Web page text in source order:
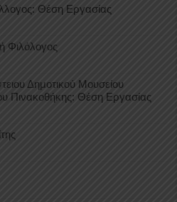
Θέση Εργασίας
Φιλόλογος
Δημοτικού Μουσείου
Πινακοθήκης: Θέση Εργασίας